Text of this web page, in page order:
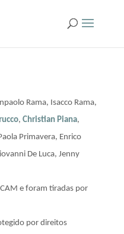
Rama, Isacco Rama,
, Christian Piana,
Primavera, Enrico
De Luca, Jenny
e foram tiradas por
por direitos